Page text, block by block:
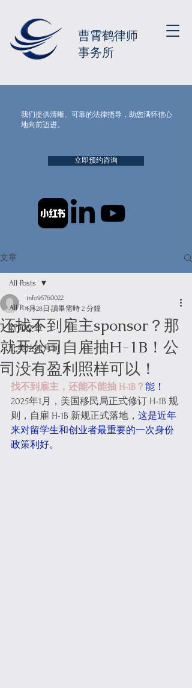
我们提供清晰、可靠的法律指导，助您满怀信心
地向前迈进。
立即预约咨询
曹霄鹤律师
事务所
文章
All Posts
新闻文章
北美法律月刊
All Posts
还找不到雇主sponsor？那
就开公司自雇抽H-1B！公
司没有盈利照样可以！
info95760022
1月28日 讀畢需時 2 分鐘
找不到雇主，还能不能抽 H-1B？ 能！
2025年1月，美国移民局正式修订 H-1B 规
则，自雇 H-1B 新规正式落地， 这是近年
来对留学生和创业者最重要的一次身份
政策利好。